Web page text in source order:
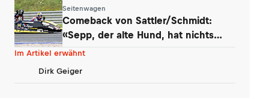
Seitenwagen
Comeback von Sattler/Schmidt:
«Sepp, der alte Hund, hat nichts
verlernt»
Im Artikel erwähnt
Dirk Geiger